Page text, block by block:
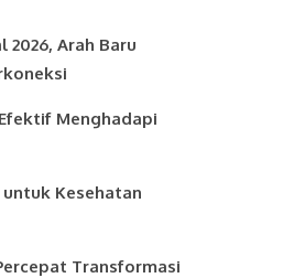
Arah Baru
Menghadapi
Kesehatan
Transformasi